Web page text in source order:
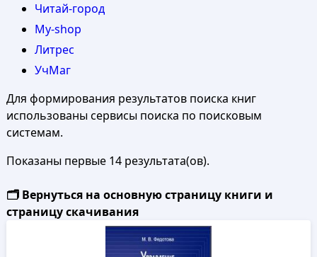
Читай-город
My-shop
Литрес
УчМаг
Для формирования результатов поиска книг
использованы сервисы поиска по поисковым
системам.
Показаны первые 14 результата(ов).
🗂️ Вернуться на основную страницу книги и
страницу скачивания